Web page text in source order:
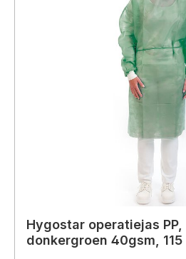
Hygostar operatiejas PP,
donkergroen 40gsm, 115